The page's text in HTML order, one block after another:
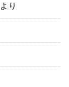
より